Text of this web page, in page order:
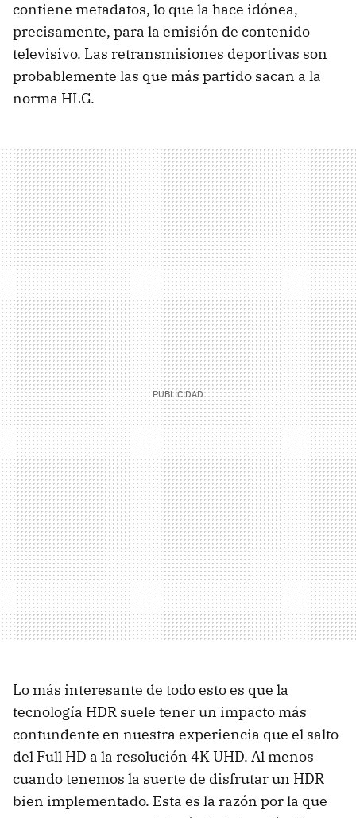
contiene metadatos, lo que la hace idónea,
precisamente, para la emisión de contenido
televisivo. Las retransmisiones deportivas son
probablemente las que más partido sacan a la
norma HLG.
Lo más interesante de todo esto es que la
tecnología HDR suele tener un impacto más
contundente en nuestra experiencia que el salto
del Full HD a la resolución 4K UHD. Al menos
cuando tenemos la suerte de disfrutar un HDR
bien implementado. Esta es la razón por la que